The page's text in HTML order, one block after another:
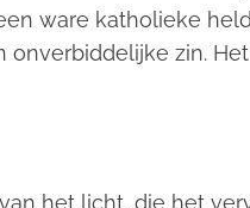
ware katholieke
zin.
het licht, die het